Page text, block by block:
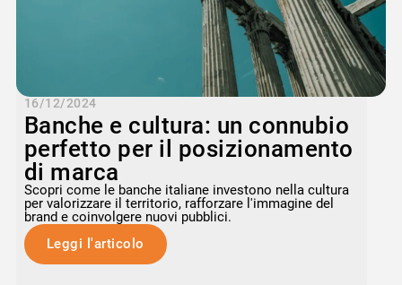
16/12/2024
Banche e cultura: un connubio
perfetto per il posizionamento
di marca
Scopri come le banche italiane investono nella cultura
per valorizzare il territorio, rafforzare l'immagine del
brand e coinvolgere nuovi pubblici.
Leggi l'articolo